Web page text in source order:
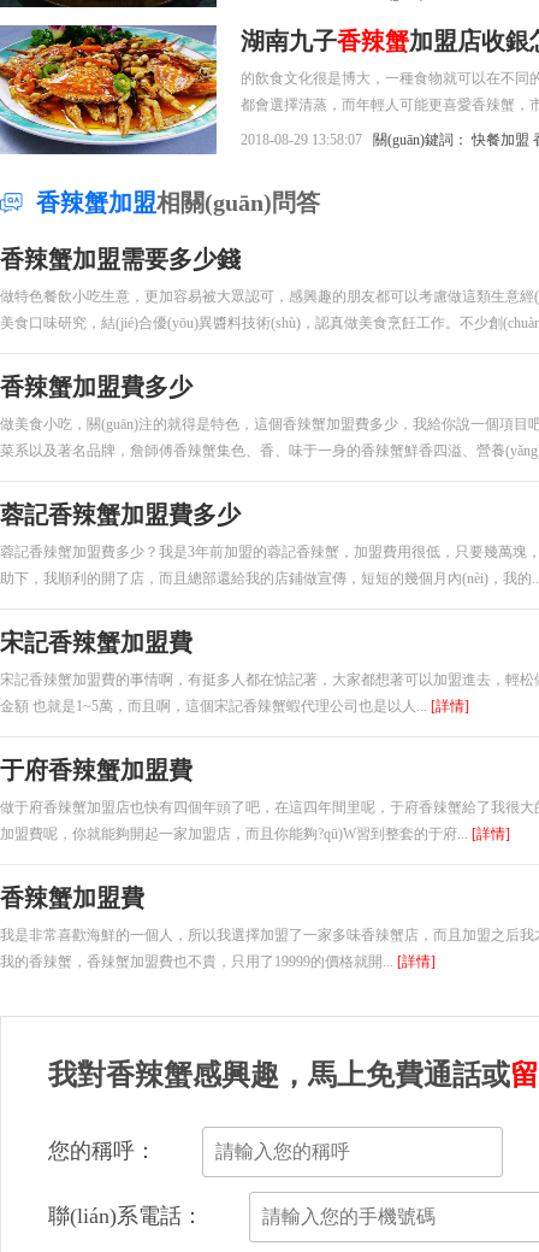
湖南九子香辣蟹加盟店收銀
的飲食文化很是博大，一種食物就可以在不同
都會選擇清蒸，而年輕人可能更喜愛香辣蟹，
加入其中。那么，湖南九子香辣蟹加盟店收銀
2018-08-29 13:58:07 關(guān)鍵詞： 快餐加盟
香辣蟹加盟相關(guān)問答
香辣蟹加盟需要多少錢
做特色餐飲小吃生意，更加容易被大眾認可，感興趣的朋友都可以考慮做這類生意
美食口味研究，結(jié)合優(yōu)異醬料技術(shù)，認真做美食烹飪工作。不少創
香辣蟹加盟費多少
做美食小吃，關(guān)注的就得是特色，這個香辣蟹加盟費多少，我給你說一個項
菜系以及著名品牌，詹師傅香辣蟹集色、香、味于一身的香辣蟹鮮香四溢、營養
蓉記香辣蟹加盟費多少
蓉記香辣蟹加盟費多少？我是3年前加盟的蓉記香辣蟹，加盟費用很低，只要幾萬塊
助下，我順利的開了店，而且總部還給我的店鋪做宣傳，短短的幾個月內(nèi)，我的
宋記香辣蟹加盟費
宋記香辣蟹加盟費的事情啊，有挺多人都在惦記著，大家都想著可以加盟進去，輕
金額 也就是1~5萬，而且啊，這個宋記香辣蟹蝦代理公司也是以人... [詳情]
于府香辣蟹加盟費
做于府香辣蟹加盟店也快有四個年頭了吧，在這四年間里呢，于府香辣蟹給了我很
加盟費呢，你就能夠開起一家加盟店，而且你能夠?qū)W習到整套的于府... [詳情]
香辣蟹加盟費
我是非常喜歡海鮮的一個人，所以我選擇加盟了一家多味香辣蟹店，而且加盟之后
我的香辣蟹，香辣蟹加盟費也不貴，只用了19999的價格就開... [詳情]
我對香辣蟹感興趣，馬上免費通話或
您的稱呼：
聯(lián)系電話：